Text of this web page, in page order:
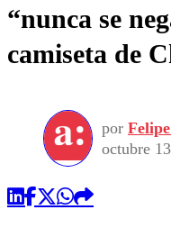
“nunca se
camiseta de
por
octubre